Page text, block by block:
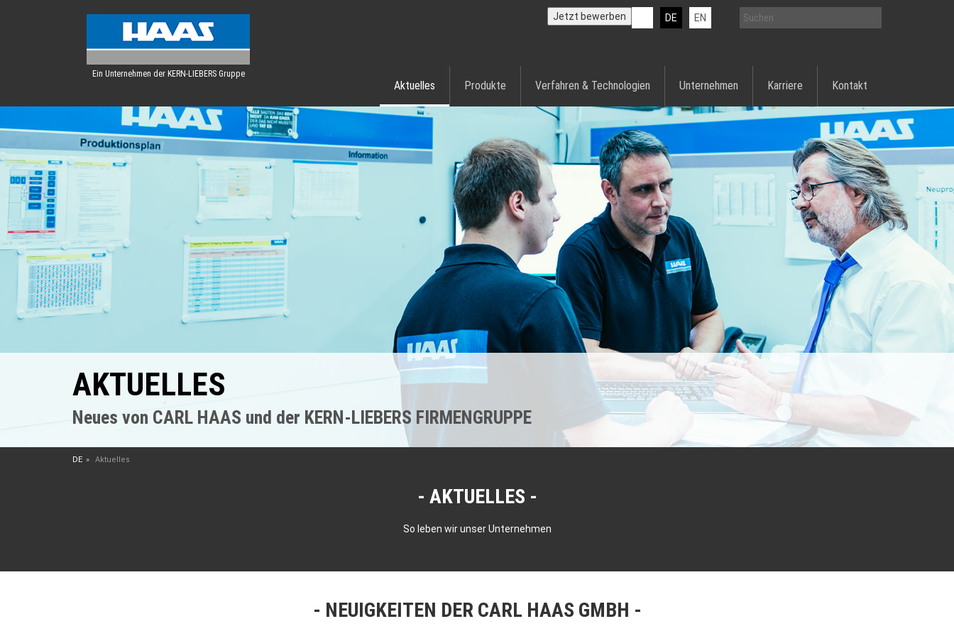
Ein Unternehmen der KERN-LIEBERS Gruppe
DE EN
Jetzt bewerben
Aktuelles Produkte Verfahren & Technologien Unternehmen Karriere Kontakt
AKTUELLES
Neues von CARL HAAS und der KERN-LIEBERS FIRMENGRUPPE
DE Aktuelles
AKTUELLES
So leben wir unser Unternehmen
NEUIGKEITEN DER CARL HAAS GMBH